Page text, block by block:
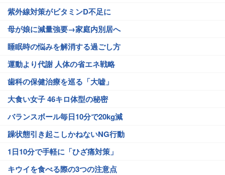
紫外線対策がビタミンD不足に
母が娘に減量強要→家庭内別居へ
睡眠時の悩みを解消する過ごし方
運動より代謝 人体の省エネ戦略
歯科の保健治療を巡る「大嘘」
大食い女子 46キロ体型の秘密
バランスボール毎日10分で20kg減
躁状態引き起こしかねないNG行動
1日10分で手軽に「ひざ痛対策」
キウイを食べる際の3つの注意点